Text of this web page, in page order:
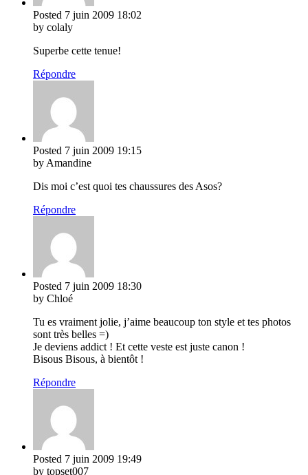
Posted 7 juin 2009 18:02
by colaly
Superbe cette tenue!
Répondre
Posted 7 juin 2009 19:15
by Amandine
Dis moi c’est quoi tes chaussures des Asos?
Répondre
Posted 7 juin 2009 18:30
by Chloé
Tu es vraiment jolie, j’aime beaucoup ton style et tes photos
sont très belles =)
Je deviens addict ! Et cette veste est juste canon !
Bisous Bisous, à bientôt !
Répondre
Posted 7 juin 2009 19:49
by topset007